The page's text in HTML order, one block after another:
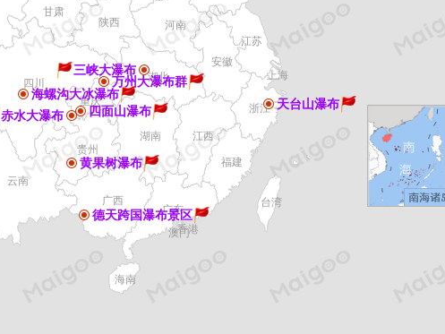
贵州
河南
四川
香港
江苏
福建
浙江
湖北
江西
海南
广东
云南
台湾
澳门
广西
陕西
甘肃
重庆
湖南
安徽
上海
德天跨国瀑布景区
黄果树瀑布
三峡大瀑布
天台山瀑布
赤水大瀑布
万州大瀑布群
海螺沟大冰瀑布
四面山瀑布